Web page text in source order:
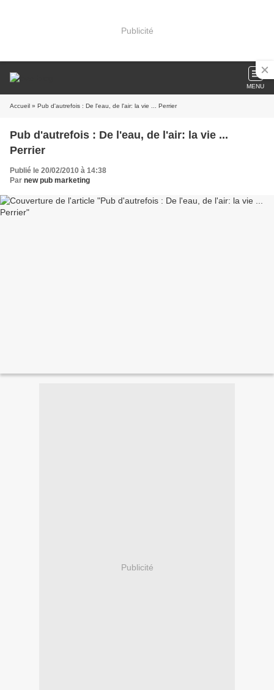
Publicité
MENU
Accueil » Pub d'autrefois : De l'eau, de l'air: la vie ... Perrier
Pub d'autrefois : De l'eau, de l'air: la vie ...
Perrier
Publié le 20/02/2010 à 14:38
Par new pub marketing
Publicité